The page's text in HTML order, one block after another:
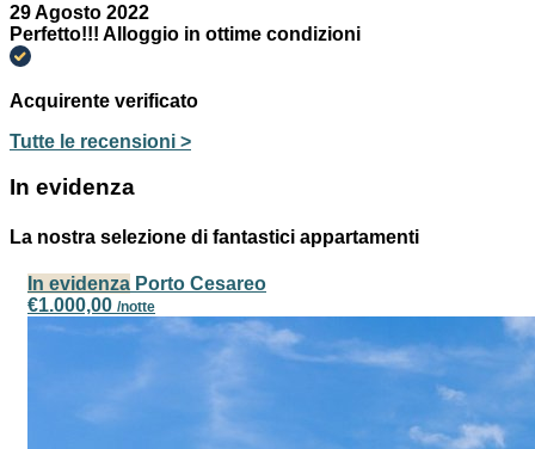
29 Agosto 2022
Perfetto!!! Alloggio in ottime condizioni
Acquirente verificato
Tutte le recensioni >
In evidenza
La nostra selezione di fantastici appartamenti
In evidenza Porto Cesareo
€1.000,00 /notte